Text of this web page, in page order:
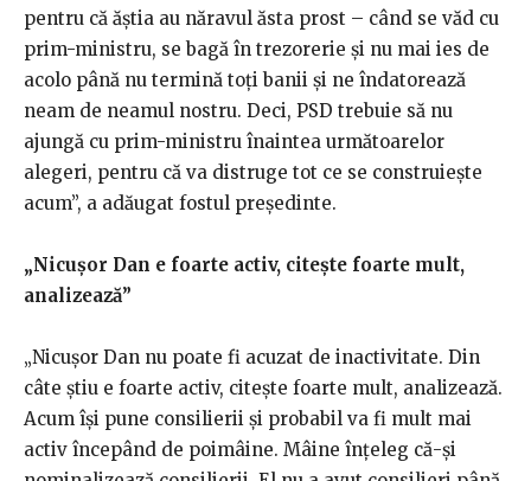
pentru că ăștia au năravul ăsta prost – când se văd cu
prim-ministru, se bagă în trezorerie și nu mai ies de
acolo până nu termină toți banii și ne îndatorează
neam de neamul nostru. Deci, PSD trebuie să nu
ajungă cu prim-ministru înaintea următoarelor
alegeri, pentru că va distruge tot ce se construiește
acum”, a adăugat fostul președinte.
„Nicușor Dan e foarte activ, citește foarte mult,
analizează”
„Nicușor Dan nu poate fi acuzat de inactivitate. Din
câte știu e foarte activ, citește foarte mult, analizează.
Acum își pune consilierii și probabil va fi mult mai
activ începând de poimâine. Mâine înțeleg că-și